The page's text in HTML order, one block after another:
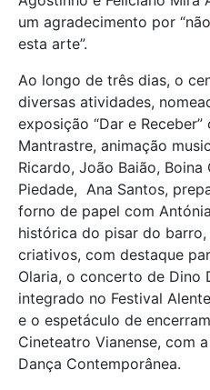
um agradecimento por
esta arte”.
Ao longo de três dias, o
diversas atividades,
exposição “Dar e
Mantrastre, animação
Ricardo, João Baião, Boina
Piedade, Ana Santos,
forno de papel com
histórica do pisar do
criativos, com destaque
Olaria, o concerto de Dino
integrado no Festival
e o espetáculo de
Cineteatro Vianense, com
Dança Contemporânea.